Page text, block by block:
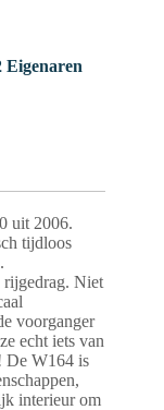
Eigenaren
uit 2006.
tijdloos
rijgedrag. Niet
voorganger
echt iets van
De W164 is
interieur om